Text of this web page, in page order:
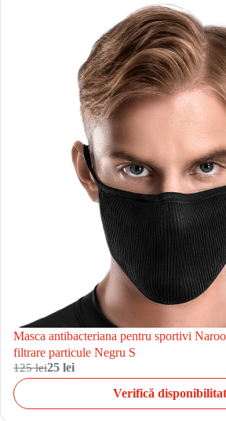
Masca antibacteriana pentru sportivi
filtrare particule Negru S
125 lei25 lei
Verifică